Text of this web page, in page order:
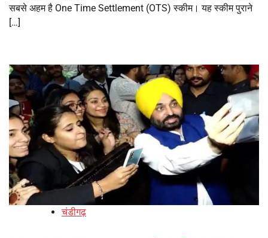
सबसे अहम है One Time Settlement (OTS) स्कीम। यह स्कीम पुराने
[…]
चंडीगढ़